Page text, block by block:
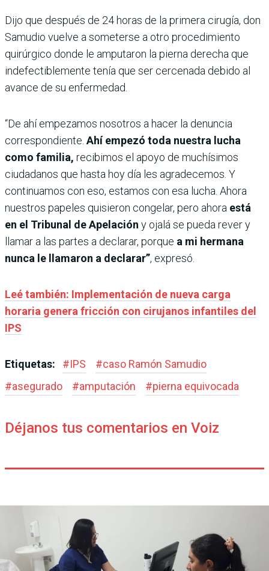
Dijo que después de 24 horas de la primera cirugía, don
Samudio vuelve a someterse a otro procedimiento
quirúrgico donde le amputaron la pierna derecha que
indefectiblemente tenía que ser cercenada debido al
avance de su enfermedad.
“De ahí empezamos nosotros a hacer la denuncia
correspondiente. Ahí empezó toda nuestra lucha
como familia, recibimos el apoyo de muchísimos
ciudadanos que hasta hoy día les agradecemos. Y
continuamos con eso, estamos con esa lucha. Ahora
nuestros papeles quisieron congelar, pero ahora está
en el Tribunal de Apelación y ojalá se pueda rever y
llamar a las partes a declarar, porque a mi hermana
nunca le llamaron a declarar”, expresó.
Leé también: Implementación de nueva carga
horaria genera fricción con cirujanos infantiles del
IPS
Etiquetas: #IPS #caso Ramón Samudio
#asegurado #amputación #pierna equivocada
Déjanos tus comentarios en Voiz